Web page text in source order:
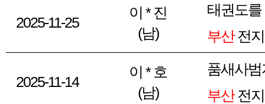
2025-11-25
이 * 진
(남)
태권도
부산전
2025-11-14
이 * 호
(남)
품새사
부산전